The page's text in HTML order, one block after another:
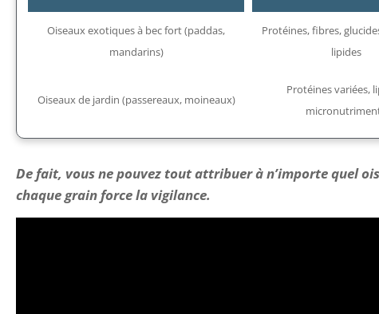
Oiseaux exotiques à bec fort (paddas,
mandarins)
Protéines, fibres,
lipides
Oiseaux de jardin (passereaux, moineaux)
Protéines variées,
De fait, vous ne pouvez tout attribuer à n’importe quel
chaque grain force la vigilance.